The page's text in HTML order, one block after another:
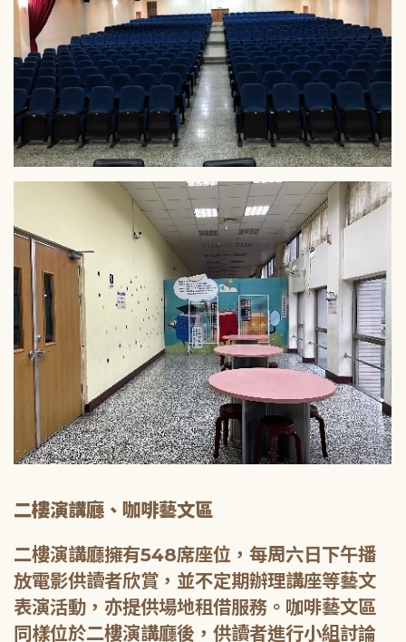
二樓演講廳、咖啡藝文區
二樓演講廳擁有548席座位，每周六日下午播
放電影供讀者欣賞，並不定期辦理講座等藝文
表演活動，亦提供場地租借服務。咖啡藝文區
同樣位於二樓演講廳後，供讀者進行小組討論